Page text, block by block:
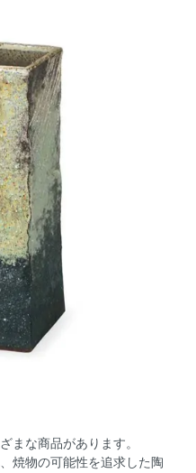
まな商品があります。
焼物の可能性を追求した陶